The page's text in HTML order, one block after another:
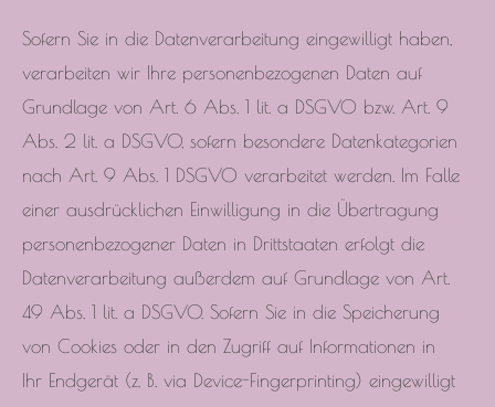
Sofern Sie in die Datenverarbeitung eingewilligt haben,
verarbeiten wir Ihre personenbezogenen Daten auf
Grundlage von Art. 6 Abs. 1 lit. a DSGVO bzw. Art. 9
Abs. 2 lit. a DSGVO, sofern besondere Datenkategorien
nach Art. 9 Abs. 1 DSGVO verarbeitet werden. Im Falle
einer ausdrücklichen Einwilligung in die Übertragung
personenbezogener Daten in Drittstaaten erfolgt die
Datenverarbeitung außerdem auf Grundlage von Art.
49 Abs. 1 lit. a DSGVO. Sofern Sie in die Speicherung
von Cookies oder in den Zugriff auf Informationen in
Ihr Endgerät (z. B. via Device-Fingerprinting) eingewilligt